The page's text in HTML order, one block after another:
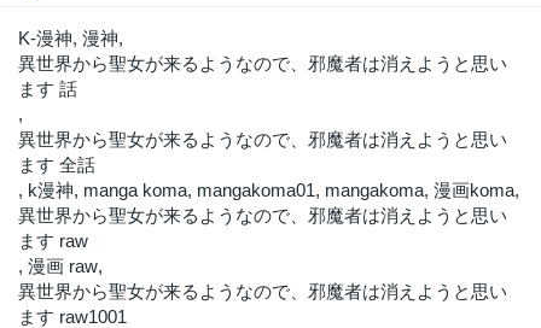
第11話
2年前 2年前
第9話
第7話
2年前 2年前
第5話
2年前
第4話
第3話
2年前
第2話
2年前
K-漫神, 漫神,
異世界から聖女が来るようなので、邪魔者は消えようと思い
ます 話
,
異世界から聖女が来るようなので、邪魔者は消えようと思い
ます 全話
, k漫神, manga koma, mangakoma01, mangakoma, 漫画koma,
異世界から聖女が来るようなので、邪魔者は消えようと思い
ます raw
, 漫画 raw,
異世界から聖女が来るようなので、邪魔者は消えようと思い
ます raw1001